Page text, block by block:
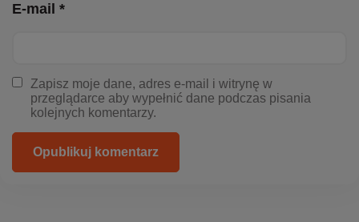
E-mail *
Zapisz moje dane, adres e-mail i witrynę w
przeglądarce aby wypełnić dane podczas pisania
kolejnych komentarzy.
Opublikuj komentarz